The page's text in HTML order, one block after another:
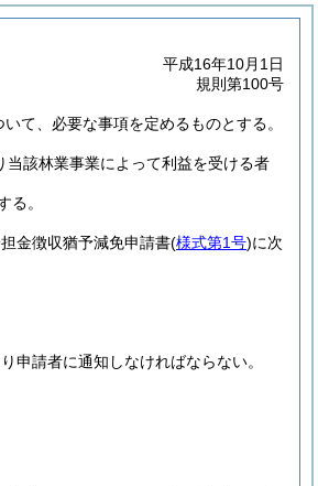
平成16年10月1日
規則第100号
て、必要な事項を定めるものとする。
該林業事業によって利益を受ける者
る。
金徴収猶予減免申請書(様式第1号)に次
申請者に通知しなければならない。